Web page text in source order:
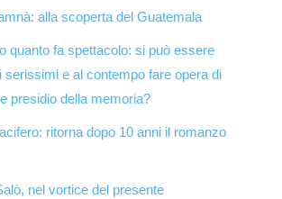
alla scoperta del Guatemala
quanto fa spettacolo: si può essere
serissimi e al contempo fare opera di
presidio della memoria?
ritorna dopo 10 anni il romanzo
nel vortice del presente